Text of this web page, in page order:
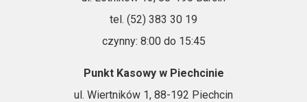
tel. (52) 383 30 19
czynny: 8:00 do 15:45
Punkt Kasowy w Piechcinie
ul. Wiertników 1, 88-192 Piechcin